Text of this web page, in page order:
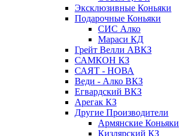
Эксклюзивные Коньяки
Подарочные Коньяки
СИС Алко
Мараси КД
Грейт Велли АВКЗ
САМКОН КЗ
САЯТ - НОВА
Веди - Алко ВКЗ
Егвардский ВКЗ
Арегак КЗ
Другие Производители
Армянские Коньяки
Кизлярский КЗ